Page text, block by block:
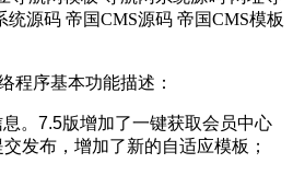
程序基本功能描述：
。7.5版增加了一键获取会员中心
发布，增加了新的自适应模板；